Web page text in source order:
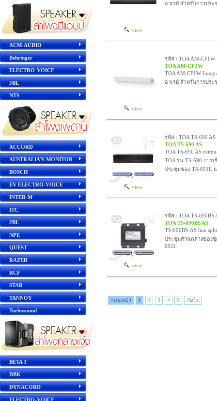
ACM-AUDIO
Behringer
ELECTRO-VOICE
JBL
NTS
ACCORD
AUSTRALIAN-MONITOR
BOSCH
EV ELECTRO-VOICE
INTER-M
ITC
JBL
NPE
QUEST
RAZER
RCF
STAR
TANNOY
Turbosound
BETA 3
DBK
DYNACORD
ELECTRO-VOICE
view
อาเรย์ สำหรับการประ
view
รหัส : TOA AM-CF1W
TOA AM-CF1W
TOA AM-CF1W
อาเรย์ สำหรับการประ
view
รหัส : TOA TS-690 AS
TOA TS-690 AS
TOA TS-690 AS
TOA รุ่น TS-690 การ
ประชุมของ TS-691L
view
รหัส : TOA TS-690BS
TOA TS-690BS AS
TS-690BS-AS line
ประชุมส่วนกลางของชุ
692L
ก่อนหน้า 1 2 3 4 5 ถัดไป